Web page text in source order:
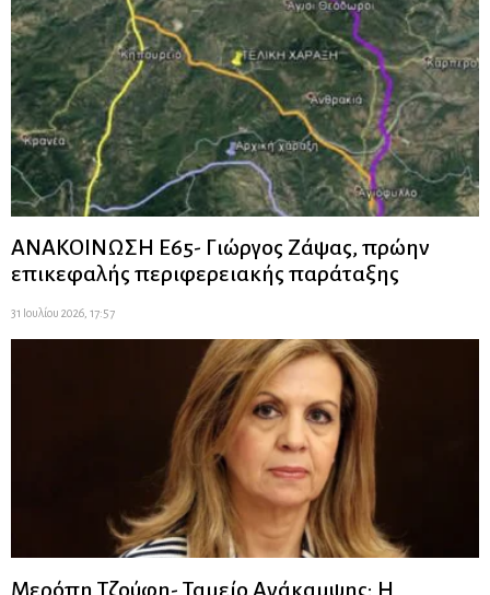
ΑΝΑΚΟΙΝΩΣΗ Ε65- Γιώργος Ζάψας, πρώην
επικεφαλής περιφερειακής παράταξης
31 Ιουλίου 2026, 17:57
Μερόπη Τζούφη- Ταμείο Ανάκαμψης: Η